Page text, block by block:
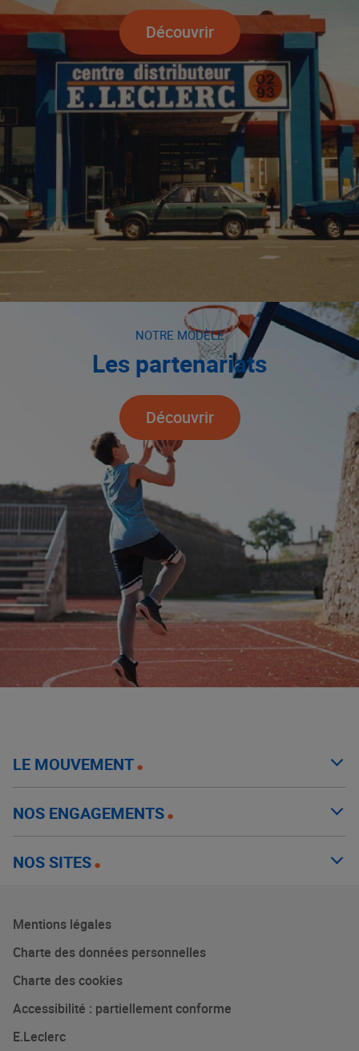
Découvrir
NOTRE MODÈLE
Les partenariats
Découvrir
LE MOUVEMENT
NOS ENGAGEMENTS
NOS SITES
Mentions légales
Charte des données personnelles
Charte des cookies
Accessibilité : partiellement conforme
E.Leclerc